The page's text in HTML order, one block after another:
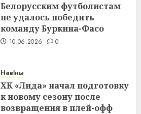
Белорусским футболистам
не удалось победить
команду Буркина-Фасо
10.06.2026 0
Навіны
ХК «Лида» начал подготовку
к новому сезону после
возвращения в плей-офф